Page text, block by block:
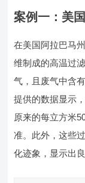
案例一：美
在美国阿拉巴马
维制成的高温过
气，且废气中含
提供的数据显示
原来的每立方米
准。此外，这些
化迹象，显示出